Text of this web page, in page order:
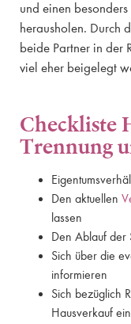
und einen
herausholen. Durch
beide Partner in der
viel eher beigelegt
Checkliste
Trennung
Den aktuellen
lassen
Den Ablauf der
Sich über die
informieren
Sich bezüglich
Hausverkauf